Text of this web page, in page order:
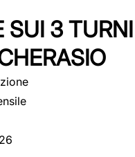
SUI 3 TURNI